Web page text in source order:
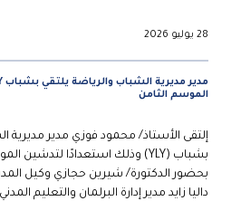
28 يوليو 2026
الموسم الثامن
إلتقى الأستاذ/ محمود فوزي مدير مديرية
بحضور الدكتورة/ شيرين حجازي وكيل
داليا زايد مدير إدارة البرلمان والتعليم